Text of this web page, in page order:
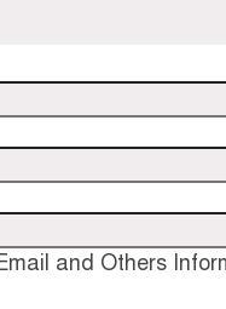
and Others